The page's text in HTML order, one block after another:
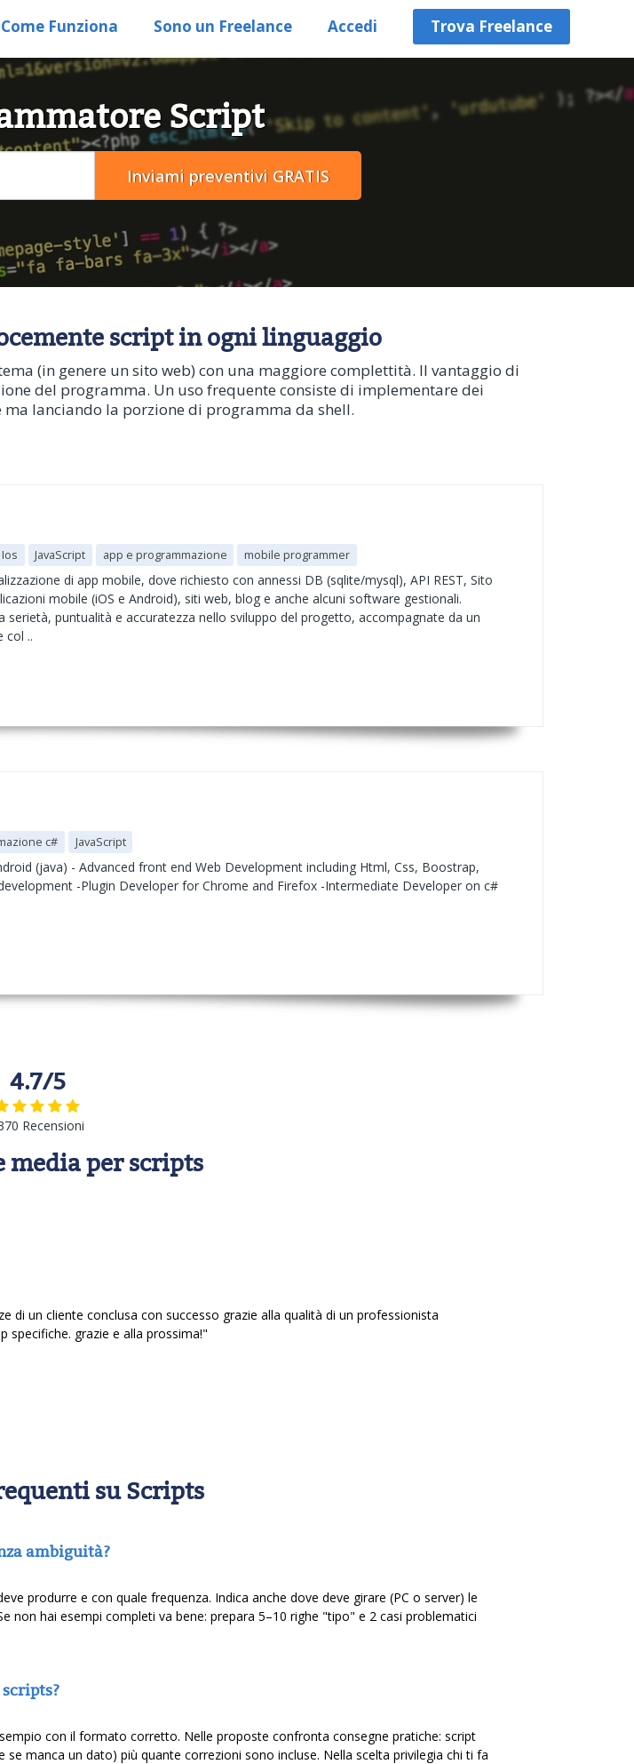
Come Funziona Sono un Freelance Accedi Trova Freelance
Script
script in ogni linguaggio
(in genere un sito web) con una maggiore complettità. Il vantaggio di
del programma. Un uso frequente consiste di implementare dei
lanciando la porzione di programma da shell.
Ios JavaScript app e programmazione mobile programmer
di app mobile, dove richiesto con annessi DB (sqlite/mysql), API REST, Sito
mobile (iOS e Android), siti web, blog e anche alcuni software gestionali.
puntualità e accuratezza nello sviluppo del progetto, accompagnate da un
col ..
c# JavaScript
(java) - Advanced front end Web Development including Html, Css, Boostrap,
-Plugin Developer for Chrome and Firefox -Intermediate Developer on c#
4.7/5
Recensioni
media per scripts
di un cliente conclusa con successo grazie alla qualità di un professionista
specifiche. grazie e alla prossima!"
su Scripts
ambiguità?
produrre e con quale frequenza. Indica anche dove deve girare (PC o server) le
non hai esempi completi va bene: prepara 5–10 righe "tipo" e 2 casi problematici
con il formato corretto. Nelle proposte confronta consegne pratiche: script
manca un dato) più quante correzioni sono incluse. Nella scelta privilegia chi ti fa